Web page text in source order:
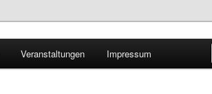
Veranstaltungen Impressum